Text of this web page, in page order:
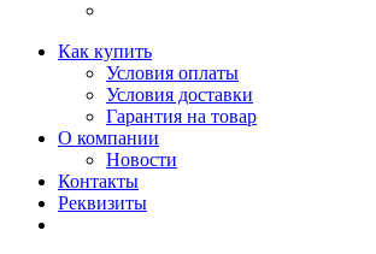
Как купить
Условия оплаты
Условия доставки
Гарантия на товар
О компании
Новости
Контакты
Реквизиты